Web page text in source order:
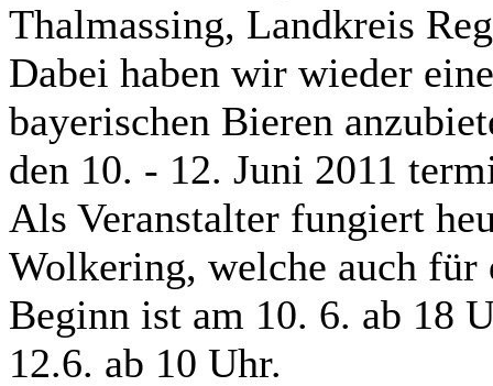
Thalmassing, Landkreis
Dabei haben wir wieder
bayerischen Bieren
den 10. - 12. Juni 2011
Als Veranstalter fungiert
Wolkering, welche auch
Beginn ist am 10. 6. ab 18
12.6. ab 10 Uhr.